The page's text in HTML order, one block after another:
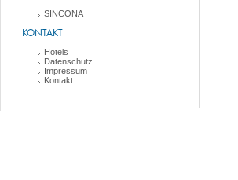
SINCONA
KONTAKT
Hotels
Datenschutz
Impressum
Kontakt